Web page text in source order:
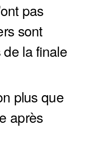
pas
sont
la finale
plus que
après